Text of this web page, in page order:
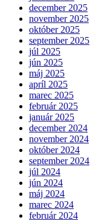
december 2025
november 2025
október 2025
september 2025
júl 2025
jún 2025
máj 2025
apríl 2025
marec 2025
február 2025
január 2025
december 2024
november 2024
október 2024
september 2024
júl 2024
jún 2024
máj 2024
marec 2024
február 2024